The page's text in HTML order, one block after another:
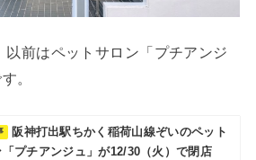
以前はペットサロン「プチアンジ
。
阪神打出駅ちかく稲荷山線ぞいのペット
「プチアンジュ」が12/30（火）で閉店